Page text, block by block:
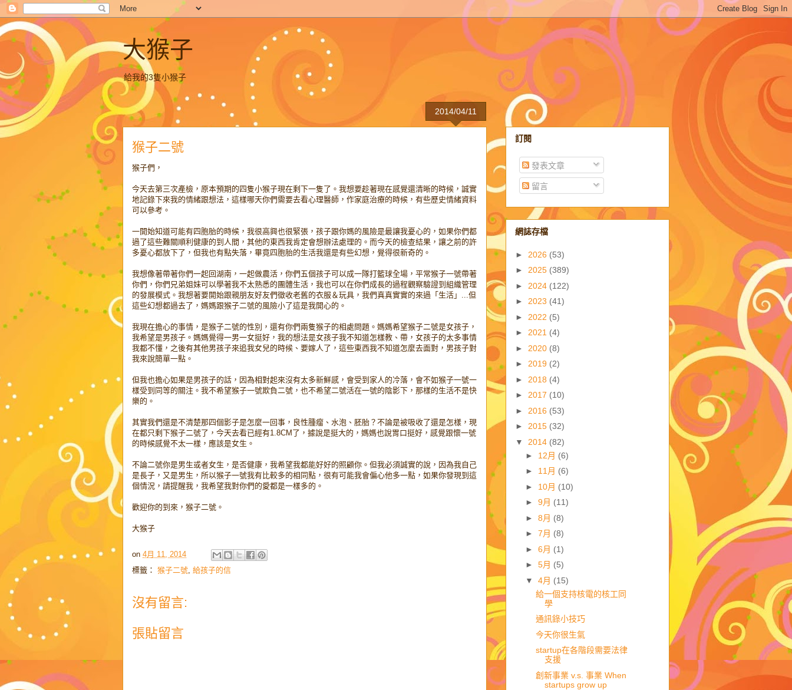
大猴子
給我的3隻小猴子
2014/04/11
猴子二號
猴子們，
今天去第三次產檢，原本預期的四隻小猴子現在剩下一隻了。我想要趁著現在感覺還清晰的時候，誠實
地記錄下來我的情緒跟想法，這樣哪天你們需要去看心理醫師，作家庭治療的時候，有些歷史情緒資料
可以參考。
一開始知道可能有四胞胎的時候，我很高興也很緊張，孩子跟你媽的風險是最讓我憂心的，如果你們都
過了這些難關順利健康的到人間，其他的東西我肯定會想辦法處理的。而今天的檢查結果，讓之前的許
多憂心都放下了，但我也有點失落，畢竟四胞胎的生活我還是有些幻想，覺得很新奇的。
我想像著帶著你們一起回湖南，一起做農活，你們五個孩子可以成一隊打籃球全場，平常猴子一號帶著
你們，你們兄弟姐妹可以學著我不太熟悉的團體生活，我也可以在你們成長的過程觀察驗證到組織管理
的發展模式。我想著要開始跟親朋友好友們徵收老舊的衣服＆玩具，我們真真實實的來過「生活」...但
這些幻想都過去了，媽媽跟猴子二號的風險小了這是我開心的。
我現在擔心的事情，是猴子二號的性別，還有你們兩隻猴子的相處問題。媽媽希望猴子二號是女孩子，
我希望是男孩子。媽媽覺得一男一女挺好，我的想法是女孩子我不知道怎樣教、帶，女孩子的太多事情
我都不懂，之後有其他男孩子來追我女兒的時候、要嫁人了，這些東西我不知道怎麼去面對，男孩子對
我來說簡單一點。
但我也擔心如果是男孩子的話，因為相對起來沒有太多新鮮感，會受到家人的冷落，會不如猴子一號一
樣受到同等的關注。我不希望猴子一號欺負二號，也不希望二號活在一號的陰影下，那樣的生活不是快
樂的。
其實我們還是不清楚那四個影子是怎麼一回事，良性腫瘤、水泡、胚胎？不論是被吸收了還是怎樣，現
在都只剩下猴子二號了，今天去看已經有1.8CM了，據說是挺大的，媽媽也說胃口挺好，感覺跟懷一號
的時候感覺不太一樣，應該是女生。
不論二號你是男生或者女生，是否健康，我希望我都能好好的照顧你。但我必須誠實的說，因為我自己
是長子，又是男生，所以猴子一號我有比較多的相同點，很有可能我會偏心他多一點，如果你發現到這
個情況，請提醒我，我希望我對你們的愛都是一樣多的。
歡迎你的到來，猴子二號。
大猴子
on 4月 11, 2014
標籤： 猴子二號, 給孩子的信
沒有留言:
張貼留言
訂閱
發表文章
留言
網誌存檔
► 2026 (53)
► 2025 (389)
► 2024 (122)
► 2023 (41)
► 2022 (5)
► 2021 (4)
► 2020 (8)
► 2019 (2)
► 2018 (4)
► 2017 (10)
► 2016 (53)
► 2015 (32)
▼ 2014 (82)
► 12月 (6)
► 11月 (6)
► 10月 (10)
► 9月 (11)
► 8月 (8)
► 7月 (8)
► 6月 (1)
► 5月 (5)
▼ 4月 (15)
給一個支持核電的核工同
學
通訊錄小技巧
今天你很生氣
startup在各階段需要法律
支援
創新事業 v.s. 事業 When
startups grow up